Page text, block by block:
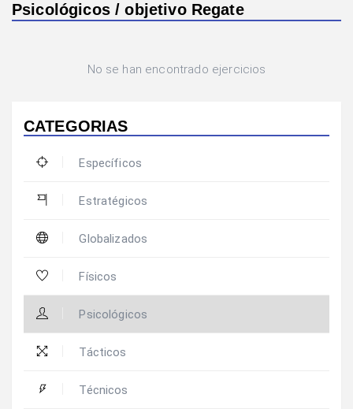
Psicológicos / objetivo Regate
No se han encontrado ejercicios
CATEGORIAS
Específicos
Estratégicos
Globalizados
Físicos
Psicológicos
Tácticos
Técnicos